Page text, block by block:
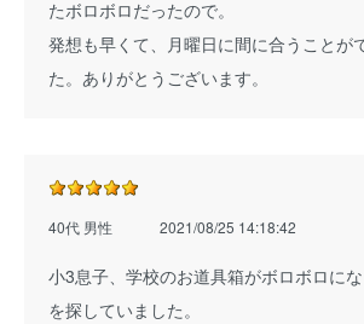
たボロボロだったので。
発想も早くて、月曜日に間に合うことが
た。ありがとうございます。
40代 男性 2021/08/25 14:18:42
小3息子、学校のお道具箱がボロボロに
を探していました。